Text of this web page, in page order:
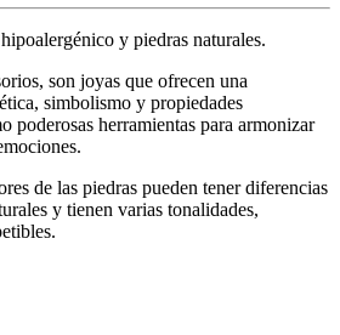
y piedras naturales.
son joyas que ofrecen una
simbolismo y propiedades
poderosas herramientas para armonizar
de las piedras pueden tener diferencias
y tienen varias tonalidades,